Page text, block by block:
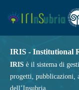
IRIS - Institutional
IRIS è il sistema di
progetti, pubblicazioni,
dell’Insubria.